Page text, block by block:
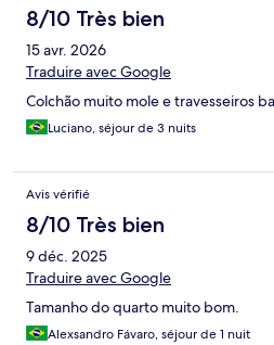
8/10 Très bien
15 avr. 2026
Traduire avec Google
Colchão muito mole e travesseiros
Luciano, séjour de 3 nuits
Avis vérifié
8/10 Très bien
9 déc. 2025
Traduire avec Google
Tamanho do quarto muito bom.
Alexsandro Fávaro, séjour de 1 nuit